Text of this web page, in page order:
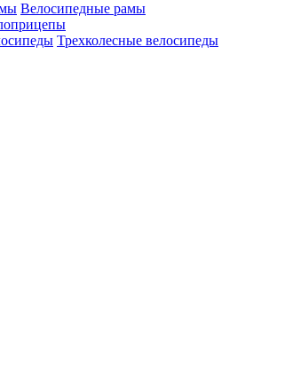
Велосипедные рамы
Трехколесные велосипеды